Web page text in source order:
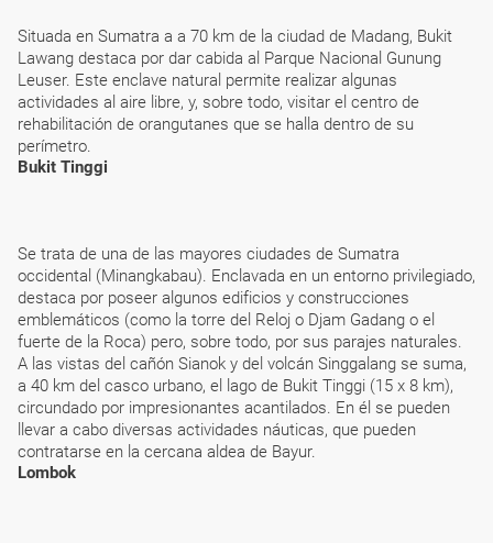
Situada en Sumatra a a 70 km de la ciudad de Madang, Bukit
Lawang destaca por dar cabida al Parque Nacional Gunung
Leuser. Este enclave natural permite realizar algunas
actividades al aire libre, y, sobre todo, visitar el centro de
rehabilitación de orangutanes que se halla dentro de su
perímetro.
Bukit Tinggi
Se trata de una de las mayores ciudades de Sumatra
occidental (Minangkabau). Enclavada en un entorno privilegiado,
destaca por poseer algunos edificios y construcciones
emblemáticos (como la torre del Reloj o Djam Gadang o el
fuerte de la Roca) pero, sobre todo, por sus parajes naturales.
A las vistas del cañón Sianok y del volcán Singgalang se suma,
a 40 km del casco urbano, el lago de Bukit Tinggi (15 x 8 km),
circundado por impresionantes acantilados. En él se pueden
llevar a cabo diversas actividades náuticas, que pueden
contratarse en la cercana aldea de Bayur.
Lombok